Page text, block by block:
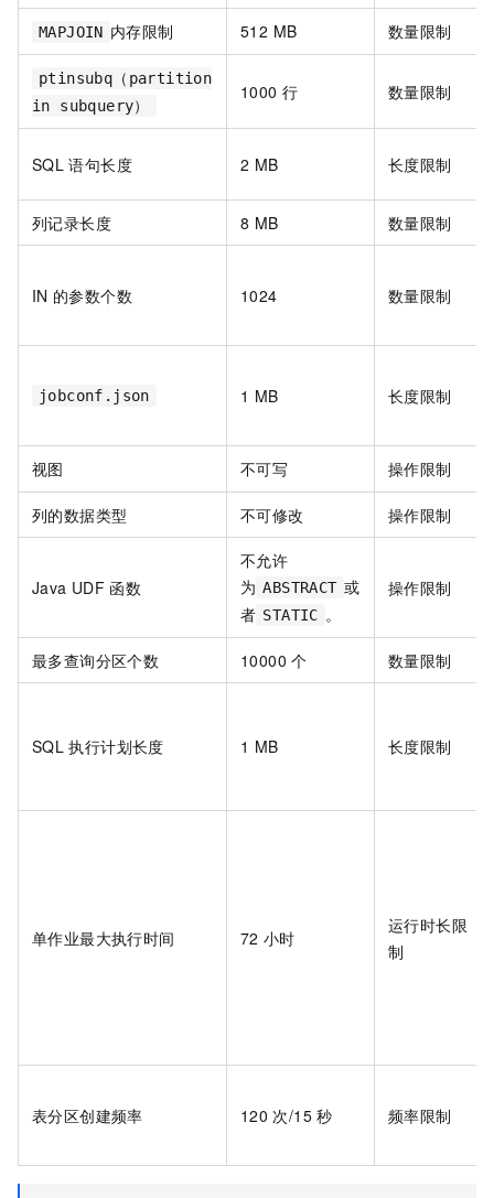
MAPJOIN 内存限制 512 MB 数量限制
ptinsubq（partition
in subquery）
1000 行 数量限制
SQL 语句长度 2 MB 长度限制
列记录长度 8 MB 数量限制
IN 的参数个数 1024 数量限制
jobconf.json 1 MB 长度限制
视图 不可写 操作限制
列的数据类型 不可修改 操作限制
Java UDF 函数
不允许
为 ABSTRACT 或
者 STATIC 。
操作限制
最多查询分区个数 10000 个 数量限制
SQL 执行计划长度 1 MB 长度限制
单作业最大执行时间 72 小时
运行时长限
制
表分区创建频率 120 次/15 秒 频率限制